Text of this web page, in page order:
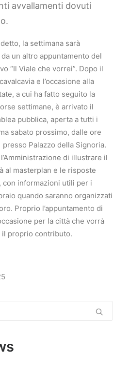
avvallamenti dovuti
la settimana sarà
un altro appuntamento del
“Il Viale che vorrei”. Dopo il
e l’occasione alla
a cui ha fatto seguito la
settimane, è arrivato il
pubblica, aperta a tutti i
sabato prossimo, dalle ore
Palazzo della Signoria.
di illustrare il
al masterplan e le risposte
con informazioni utili per i
quando saranno organizzati
Proprio l’appuntamento di
per la città che vorrà
proprio contributo.